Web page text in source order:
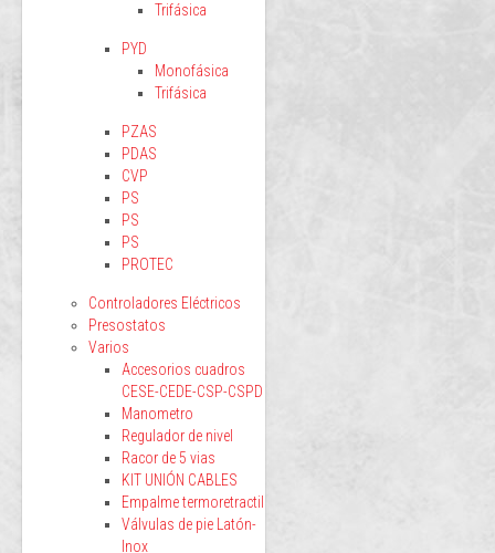
Trifásica
PYD
Monofásica
Trifásica
PZAS
PDAS
CVP
PS
PS
PS
PROTEC
Controladores Eléctricos
Presostatos
Varios
Accesorios cuadros
CESE-CEDE-CSP-CSPD
Manometro
Regulador de nivel
Racor de 5 vias
KIT UNIÓN CABLES
Empalme termoretractil
Válvulas de pie Latón-
Inox